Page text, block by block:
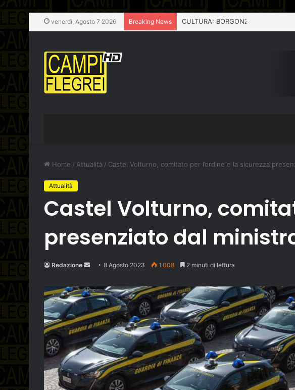
venerdì, Agosto 7 2026 Breaking News
Home / Attualità / Castel Volturno, comitato per l’ordine e la sicurezza
Attualità
Castel Volturno,
presenziato dal
Redazione
Send
email
8 Agosto 2023 1.008 2 minuti di lettura